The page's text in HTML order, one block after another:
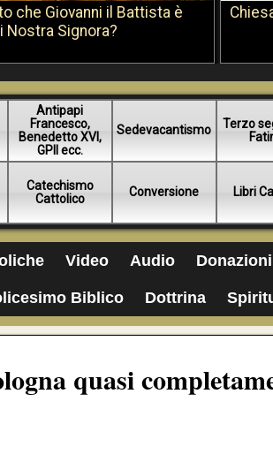
che Giovanni il Battista è
Nostra Signora?
Antipapi
Francesco,
Benedetto XVI,
GPII ecc.
Sedevacantismo
Terzo
Catechismo
Cattolico
Conversione Libri
Video Audio Donazioni
Biblico Dottrina
quasi